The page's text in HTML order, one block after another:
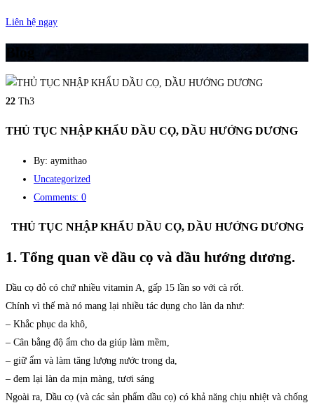
Liên hệ ngay
Blog
22 Th3
THỦ TỤC NHẬP KHẨU DẦU CỌ, DẦU HƯỚNG DƯƠNG
By: aymithao
Uncategorized
Comments: 0
THỦ TỤC NHẬP KHẨU DẦU CỌ, DẦU HƯỚNG DƯƠNG
1. Tổng quan về dầu cọ và dầu hướng dương.
Dầu cọ đỏ có chứ nhiều vitamin A, gấp 15 lần so với cà rốt.
Chính vì thế mà nó mang lại nhiều tác dụng cho làn da như:
– Khắc phục da khô,
– Cân bằng độ ẩm cho da giúp làm mềm,
– giữ ẩm và làm tăng lượng nước trong da,
– đem lại làn da mịn màng, tươi sáng
Ngoài ra, Dầu cọ (và các sản phẩm dầu cọ) có khả năng chịu nhiệt và chống